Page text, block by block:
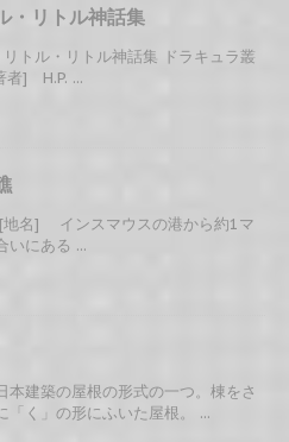
・リトル神話集
トル・リトル神話集 ドラキュラ叢
者] H.P. ...
名] インスマウスの港から約1マ
いにある ...
建築の屋根の形式の一つ。棟をさ
「く」の形にふいた屋根。 ...